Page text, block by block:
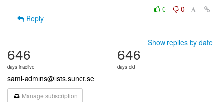
0
0
Reply
Show replies by date
646
days inactive
646
days old
saml-admins@lists.sunet.se
Manage subscription